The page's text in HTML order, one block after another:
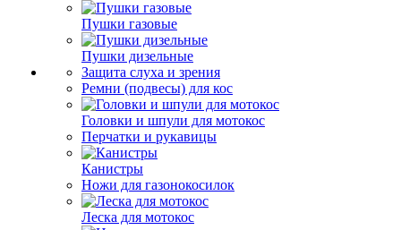
Пушки газовые
Пушки дизельные
Защита слуха и зрения
Ремни (подвесы) для кос
Головки и шпули для мотокос
Перчатки и рукавицы
Канистры
Ножи для газонокосилок
Леска для мотокос